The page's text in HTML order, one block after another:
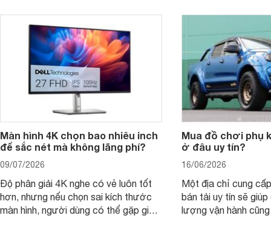
thay vì chỉ so sánh cấu hình trên giấy.
không, dùng được
Màn hình 4K chọn bao nhiêu inch
để sắc nét mà không lãng phí?
09/07/2026
Độ phân giải 4K nghe có vẻ luôn tốt
hơn, nhưng nếu chọn sai kích thước
màn hình, người dùng có thể gặp giao
Mua đồ chơi phụ
ở đâu uy tín?
16/06/2026
Một địa chỉ cung
bán tải uy tín sẽ
lượng vận hành